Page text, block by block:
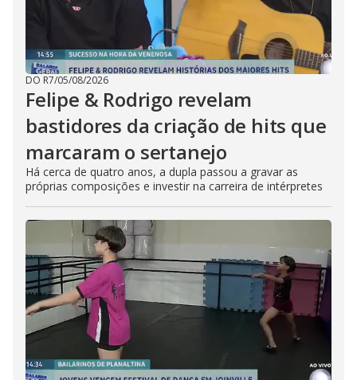
DO R7/05/08/2026
Felipe & Rodrigo revelam
bastidores da criação de hits que
marcaram o sertanejo
Há cerca de quatro anos, a dupla passou a gravar as
próprias composições e investir na carreira de intérpretes